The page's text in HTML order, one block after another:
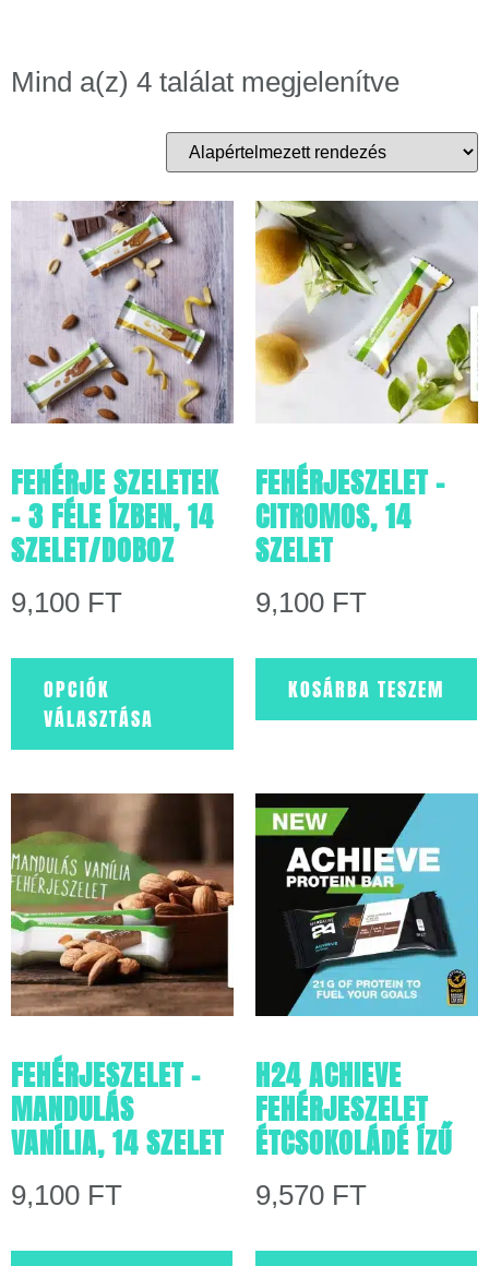
Mind a(z) 4 találat megjelenítve
FEHÉRJE SZELETEK
– 3 FÉLE ÍZBEN, 14
SZELET/DOBOZ
9,100 FT
OPCIÓK
VÁLASZTÁSA
FEHÉRJESZELET –
CITROMOS, 14
SZELET
9,100 FT
KOSÁRBA TESZEM
FEHÉRJESZELET –
MANDULÁS
VANÍLIA, 14 SZELET
9,100 FT
H24 ACHIEVE
FEHÉRJESZELET
ÉTCSOKOLÁDÉ ÍZŰ
9,570 FT